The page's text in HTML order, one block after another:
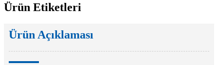
Ürün Etiketleri
Ürün Açıklaması